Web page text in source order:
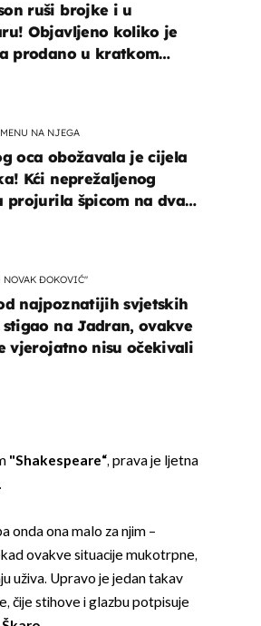
ruši brojke i u
Objavljeno koliko je
prodano u kratkom
NA NJEGA
oca obožavala je cijela
Kći neprežaljenog
projurila špicom na dva
NOVAK ĐOKOVIĆ"
najpoznatijih svjetskih
na Jadran, ovakve
vjerojatno nisu očekivali
"Shakespeare“, prava je ljetna
onda ona malo za njim –
ovakve situacije mukotrpne,
uživa. Upravo je jedan takav
čije stihove i glazbu potpisuje